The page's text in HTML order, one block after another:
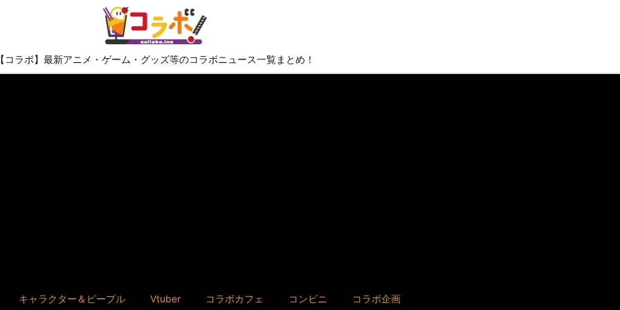
【コラボ】最新アニメ・ゲーム・グッズ等のコラボニュース一覧まとめ！
キャラクター＆ピープル Vtuber コラボカフェ コンビニ コラボ企画